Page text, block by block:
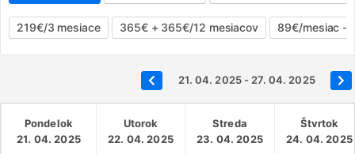
219€/3 mesiace 365€ + 365€/12 mesiacov 89€/mesiac -
21. 04. 2025 - 27. 04. 2025
Pondelok
21. 04. 2025
Utorok
22. 04. 2025
Streda
23. 04. 2025
Štvrtok
24. 04. 2025